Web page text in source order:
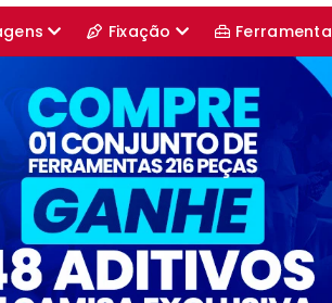
Fixação